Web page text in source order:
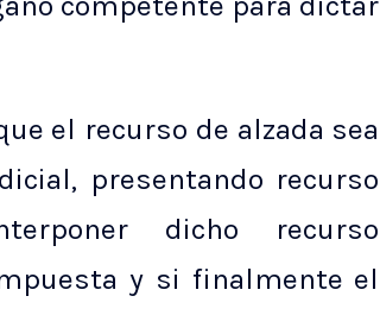
el recurso de alzada sea
presentando recurso
dicho recurso
y si finalmente el